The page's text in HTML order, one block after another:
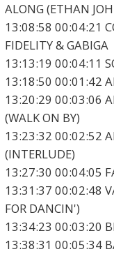
ALONG (ETHAN
13:08:58 00:04:21
FIDELITY & GABIGA
13:13:19 00:04:11
13:18:50 00:01:42
13:20:29 00:03:06
(WALK ON BY)
13:23:32 00:02:52
(INTERLUDE)
13:27:30 00:04:05
13:31:37 00:02:48
FOR DANCIN')
13:34:23 00:03:20
13:38:31 00:05:34